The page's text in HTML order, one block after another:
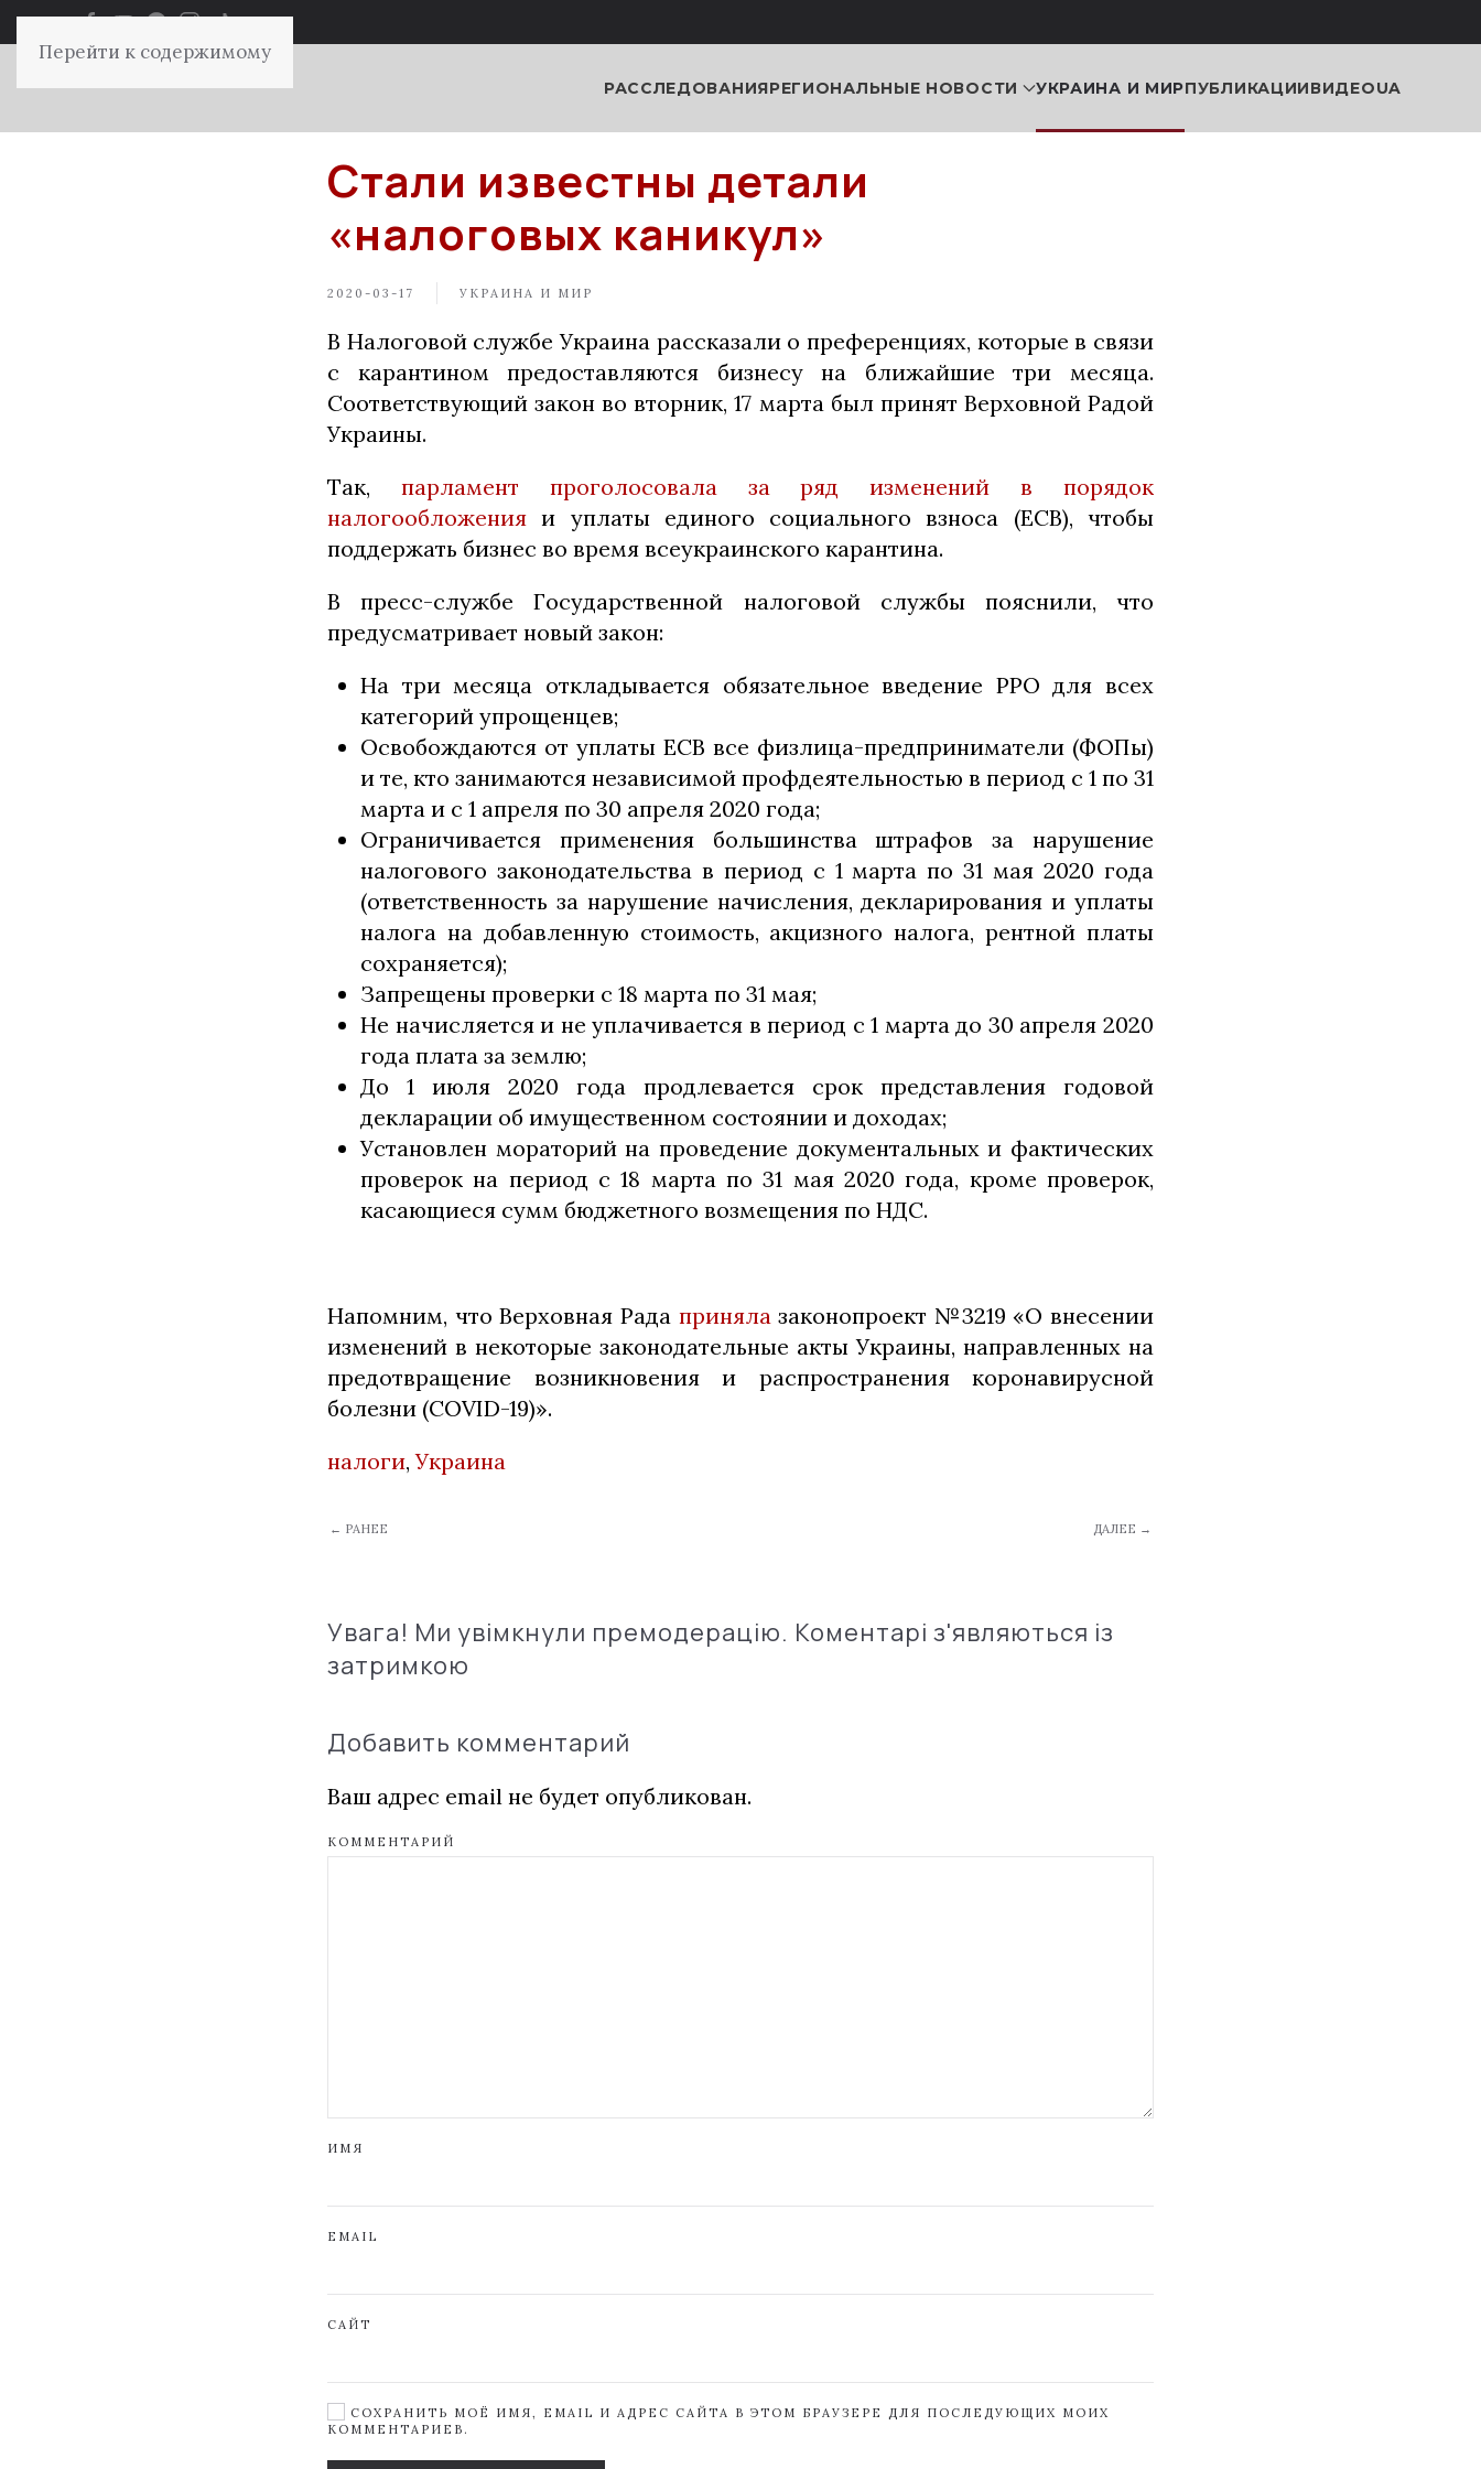
Перейти к содержимому
РАССЛЕДОВАНИЯРЕГИОНАЛЬНЫЕ НОВОСТИ УКРАИНА И МИРПУБЛИКАЦИИВИДЕОUA
Стали известны детали
«налоговых каникул»
2020-03-17 УКРАИНА И МИР
В Налоговой службе Украина рассказали о преференциях, которые в связи
с карантином предоставляются бизнесу на ближайшие три месяца.
Соответствующий закон во вторник, 17 марта был принят Верховной Радой
Украины.
Так, парламент проголосовала за ряд изменений в порядок
налогообложения и уплаты единого социального взноса (ЕСВ), чтобы
поддержать бизнес во время всеукраинского карантина.
В пресс-службе Государственной налоговой службы пояснили, что
предусматривает новый закон:
На три месяца откладывается обязательное введение РРО для всех
категорий упрощенцев;
Освобождаются от уплаты ЕСВ все физлица-предприниматели (ФОПы)
и те, кто занимаются независимой профдеятельностью в период с 1 по 31
марта и с 1 апреля по 30 апреля 2020 года;
Ограничивается применения большинства штрафов за нарушение
налогового законодательства в период с 1 марта по 31 мая 2020 года
(ответственность за нарушение начисления, декларирования и уплаты
налога на добавленную стоимость, акцизного налога, рентной платы
сохраняется);
Запрещены проверки с 18 марта по 31 мая;
Не начисляется и не уплачивается в период с 1 марта до 30 апреля 2020
года плата за землю;
До 1 июля 2020 года продлевается срок представления годовой
декларации об имущественном состоянии и доходах;
Установлен мораторий на проведение документальных и фактических
проверок на период с 18 марта по 31 мая 2020 года, кроме проверок,
касающиеся сумм бюджетного возмещения по НДС.
Напомним, что Верховная Рада принялазаконопроект №3219 «О внесении
изменений в некоторые законодательные акты Украины, направленных на
предотвращение возникновения и распространения коронавирусной
болезни (COVID-19)».
налоги,Украина
← РАНЕЕ ДАЛЕЕ →
Увага! Ми увімкнули премодерацію. Коментарі з'являються із
затримкою
Добавить комментарий
Ваш адрес email не будет опубликован.
КОММЕНТАРИЙ
ИМЯ
EMAIL
САЙТ
СОХРАНИТЬ МОЁ ИМЯ, EMAIL И АДРЕС САЙТА В ЭТОМ БРАУЗЕРЕ ДЛЯ ПОСЛЕДУЮЩИХ МОИХ
КОММЕНТАРИЕВ.